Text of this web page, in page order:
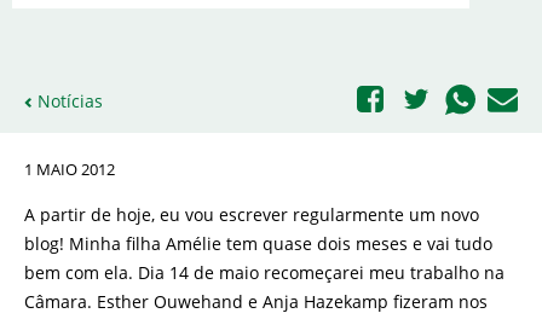
Notícias
1 MAIO 2012
A partir de hoje, eu vou escrever regularmente um novo
blog! Minha filha Amélie tem quase dois meses e vai tudo
bem com ela. Dia 14 de maio recomeçarei meu trabalho na
Câmara. Esther Ouwehand e Anja Hazekamp fizeram nos